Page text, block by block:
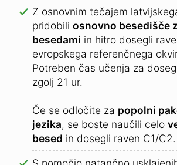
Z osnovnim tečajem
pridobili osnovno besedišče
besedami in hitro dosegli
evropskega referenčnega
Potreben čas učenja za
zgolj 21 ur.
Če se odločite za popolni
jezika, se boste naučili celo
besed in dosegli raven C1/C2.